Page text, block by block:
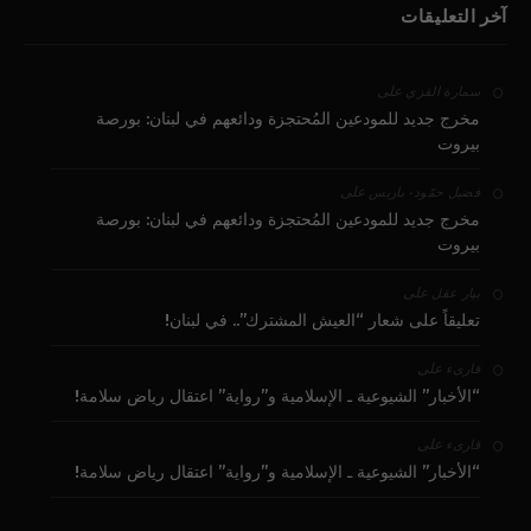
آخر التعليقات
سمارة القزي على
مخرج جديد للمودعين المُحتجزة ودائعهم في لبنان: بورصة
بيروت
فضيل حمّود - باريس على
مخرج جديد للمودعين المُحتجزة ودائعهم في لبنان: بورصة
بيروت
بيار عقل على
تعليقاً على شعار “العيش المشترك”.. في لبنان!
قارىء على
“الأخبار” الشيوعية ـ الإسلامية و”رواية” اعتقال رياض سلامة!
قارىء على
“الأخبار” الشيوعية ـ الإسلامية و”رواية” اعتقال رياض سلامة!